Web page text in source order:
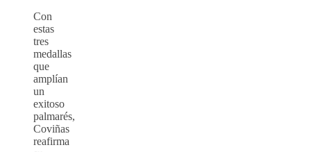
Con
estas
tres
medallas
que
amplían
un
exitoso
palmarés,
Coviñas
reafirma